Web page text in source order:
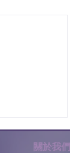
關於我們